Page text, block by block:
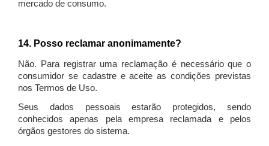
mercado de consumo.
14. Posso reclamar anonimamente?
Não. Para registrar uma reclamação é necessário que o
consumidor se cadastre e aceite as condições previstas
nos Termos de Uso.
Seus dados pessoais estarão protegidos, sendo
conhecidos apenas pela empresa reclamada e pelos
órgãos gestores do sistema.